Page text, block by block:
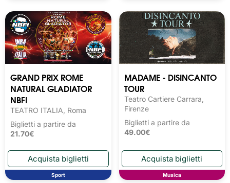
GRAND PRIX ROME
NATURAL GLADIATOR
NBFI
TEATRO ITALIA, Roma
Biglietti a partire da
21.70€
Sport
MADAME - DISINCANTO
TOUR
Teatro Cartiere Carrara,
Firenze
Biglietti a partire da
49.00€
Musica